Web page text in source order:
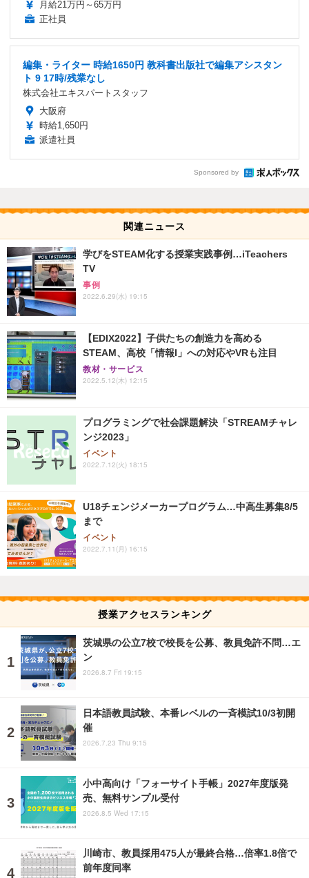
月給21万円～65万円
正社員
編集・ライター 時給1650円 教科書出版社で編集アシスタン
ト 9 17時/残業なし
株式会社エキスパートスタッフ
大阪府
時給1,650円
派遣社員
Sponsored by
関連ニュース
学びをSTEAM化する授業実践事例…iTeachers
TV
事例
2022.6.29(水) 19:15
【EDIX2022】子供たちの創造力を高める
STEAM、高校「情報I」への対応やVRも注目
教材・サービス
2022.5.12(木) 12:15
プログラミングで社会課題解決「STREAMチャレ
ンジ2023」
イベント
2022.7.12(火) 18:15
U18チェンジメーカープログラム…中高生募集8/5
まで
イベント
2022.7.11(月) 16:15
授業アクセスランキング
茨城県の公立7校で校長を公募、教員免許不問…エ
ン
2026.8.7 Fri 19:15
日本語教員試験、本番レベルの一斉模試10/3初開
催
2026.7.23 Thu 9:15
小中高向け「フォーサイト手帳」2027年度版発
売、無料サンプル受付
2026.8.5 Wed 17:15
川崎市、教員採用475人が最終合格…倍率1.8倍で
前年度同率